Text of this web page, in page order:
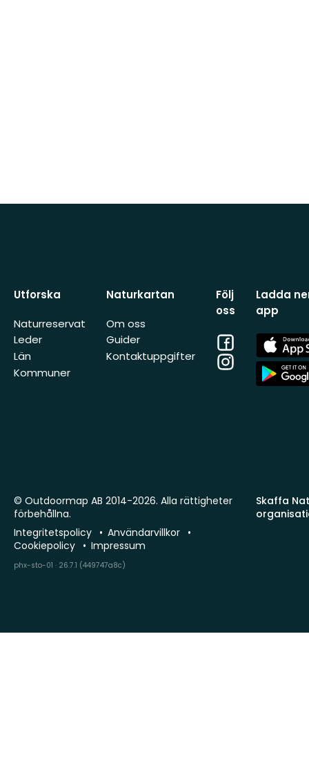
Utforska
Naturreservat
Leder
Län
Kommuner
Naturkartan
Om oss
Guider
Kontaktuppgifter
Följ
oss
Facebook
Instagram
Ladda
app
App
Store
App
Store
Skaffa
© Outdoormap AB 2014-2026. Alla rättigheter
förbehållna.
Integritetspolicy
Användarvillkor
Cookiepolicy
Impressum
phx-sto-01 · 26.7.1 (449747a8c)